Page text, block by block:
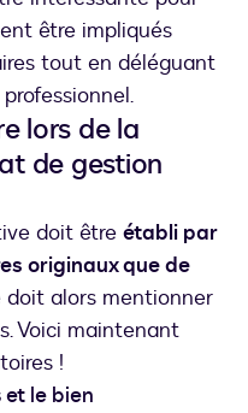
être impliqués
tout en déléguant
lors de la
de gestion
doit êtreétabli par
originaux que de
doit alors mentionner
Voici maintenant
!
le bien